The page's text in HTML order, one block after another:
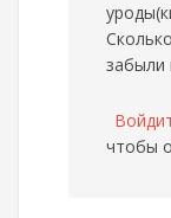
забыли
чтобы